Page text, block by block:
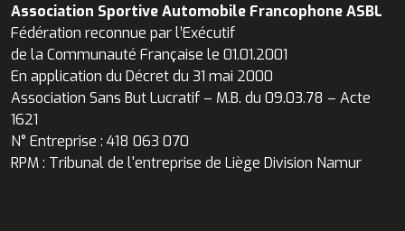
Association Sportive Automobile Francophone ASBL
Fédération reconnue par l’Exécutif
de la Communauté Française le 01.01.2001
En application du Décret du 31 mai 2000
Association Sans But Lucratif – M.B. du 09.03.78 – Acte
1621
N° Entreprise : 418 063 070
RPM : Tribunal de l'entreprise de Liège Division Namur